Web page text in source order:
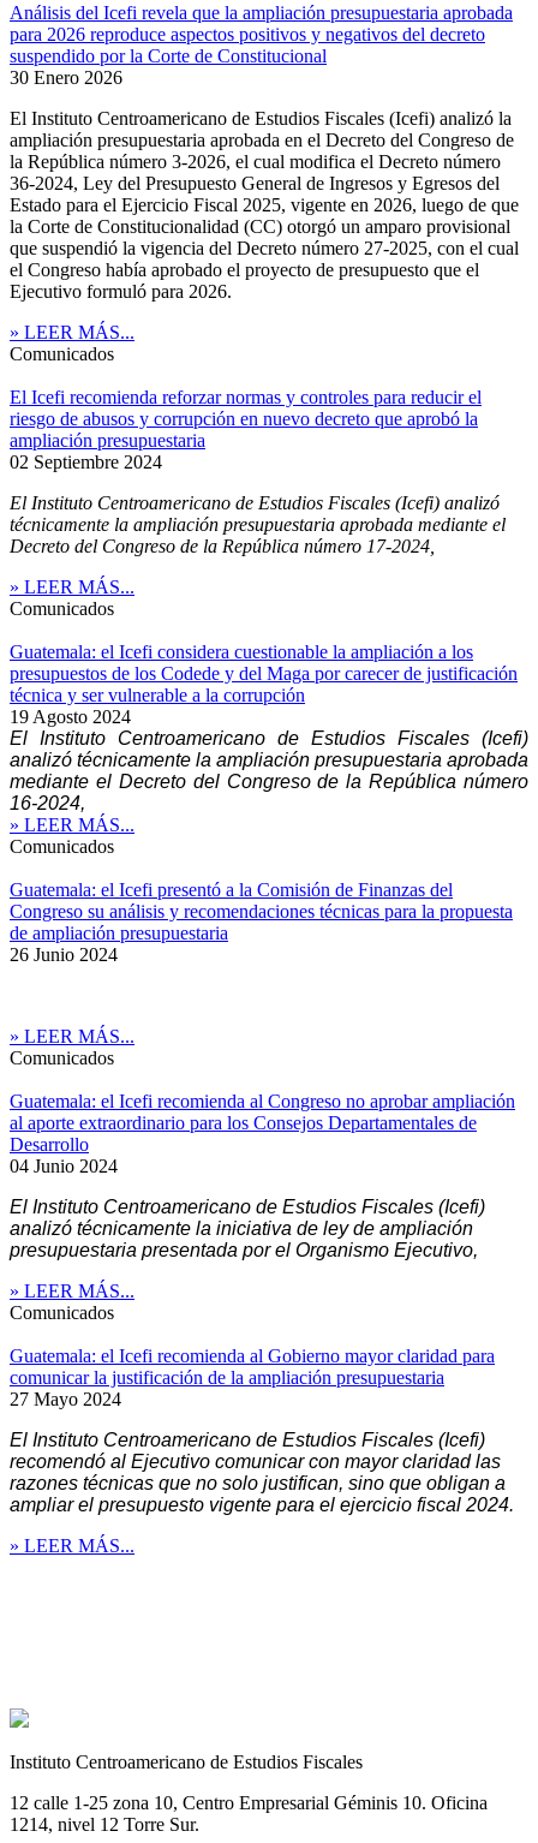
Análisis del Icefi revela que la ampliación presupuestaria aprobada
para 2026 reproduce aspectos positivos y negativos del decreto
suspendido por la Corte de Constitucional
30 Enero 2026
El Instituto Centroamericano de Estudios Fiscales (Icefi) analizó la
ampliación presupuestaria aprobada en el Decreto del Congreso de
la República número 3-2026, el cual modifica el Decreto número
36-2024, Ley del Presupuesto General de Ingresos y Egresos del
Estado para el Ejercicio Fiscal 2025, vigente en 2026, luego de que
la Corte de Constitucionalidad (CC) otorgó un amparo provisional
que suspendió la vigencia del Decreto número 27-2025, con el cual
el Congreso había aprobado el proyecto de presupuesto que el
Ejecutivo formuló para 2026.
» LEER MÁS...
Comunicados
El Icefi recomienda reforzar normas y controles para reducir el
riesgo de abusos y corrupción en nuevo decreto que aprobó la
ampliación presupuestaria
02 Septiembre 2024
El Instituto Centroamericano de Estudios Fiscales (Icefi) analizó
técnicamente la ampliación presupuestaria aprobada mediante el
Decreto del Congreso de la República número 17-2024,
» LEER MÁS...
Comunicados
Guatemala: el Icefi considera cuestionable la ampliación a los
presupuestos de los Codede y del Maga por carecer de justificación
técnica y ser vulnerable a la corrupción
19 Agosto 2024
El Instituto Centroamericano de Estudios Fiscales (Icefi)
analizó técnicamente la ampliación presupuestaria aprobada
mediante el Decreto del Congreso de la República número
16-2024,
» LEER MÁS...
Comunicados
Guatemala: el Icefi presentó a la Comisión de Finanzas del
Congreso su análisis y recomendaciones técnicas para la propuesta
de ampliación presupuestaria
26 Junio 2024
» LEER MÁS...
Comunicados
Guatemala: el Icefi recomienda al Congreso no aprobar ampliación
al aporte extraordinario para los Consejos Departamentales de
Desarrollo
04 Junio 2024
El Instituto Centroamericano de Estudios Fiscales (Icefi)
analizó técnicamente la iniciativa de ley de ampliación
presupuestaria presentada por el Organismo Ejecutivo,
» LEER MÁS...
Comunicados
Guatemala: el Icefi recomienda al Gobierno mayor claridad para
comunicar la justificación de la ampliación presupuestaria
27 Mayo 2024
El Instituto Centroamericano de Estudios Fiscales (Icefi)
recomendó al Ejecutivo comunicar con mayor claridad las
razones técnicas que no solo justifican, sino que obligan a
ampliar el presupuesto vigente para el ejercicio fiscal 2024.
» LEER MÁS...
Instituto Centroamericano de Estudios Fiscales
12 calle 1-25 zona 10, Centro Empresarial Géminis 10. Oficina
1214, nivel 12 Torre Sur.